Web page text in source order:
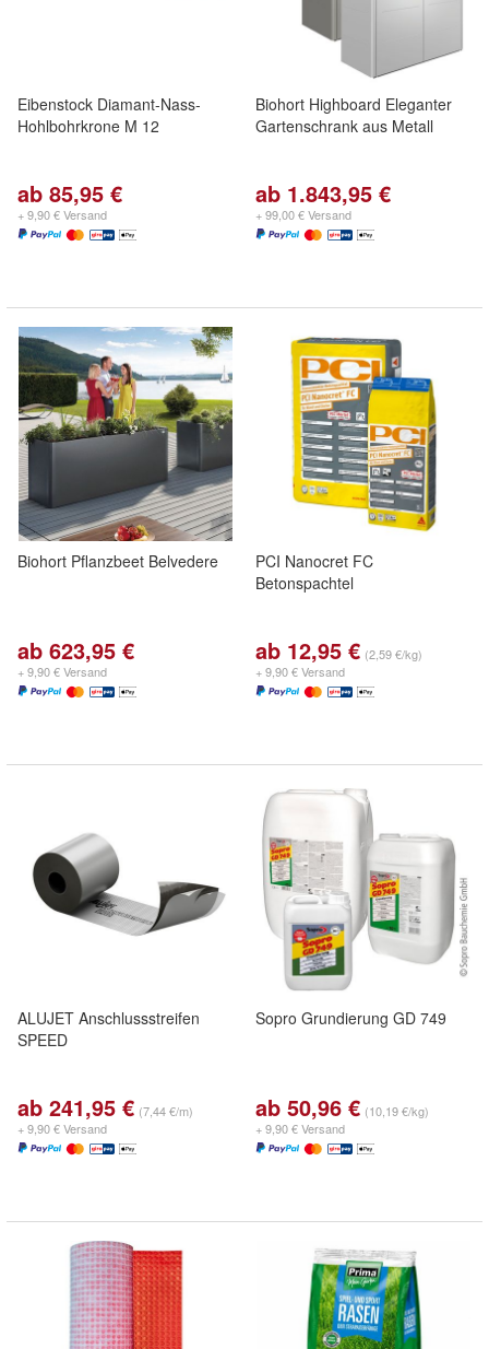
Eibenstock Diamant-Nass-
Hohlbohrkrone M 12
ab 85,95 €
+ 9,90 € Versand
Biohort Highboard Eleganter
Gartenschrank aus Metall
ab 1.843,95 €
+ 99,00 € Versand
Biohort Pflanzbeet Belvedere
ab 623,95 €
+ 9,90 € Versand
PCI Nanocret FC
Betonspachtel
ab 12,95 € (2,59 €/kg)
+ 9,90 € Versand
ALUJET Anschlussstreifen
SPEED
ab 241,95 € (7,44 €/m)
+ 9,90 € Versand
Sopro Grundierung GD 749
ab 50,96 € (10,19 €/kg)
+ 9,90 € Versand